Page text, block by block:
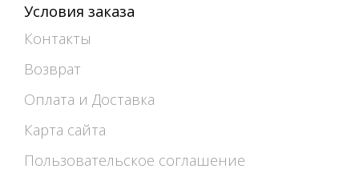
Условия заказа
Контакты
Возврат
Оплата и Доставка
Карта сайта
Пользовательское соглашение